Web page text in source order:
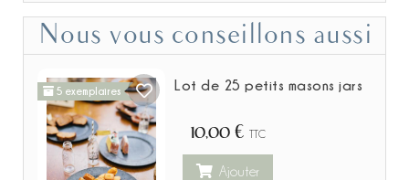
Nous vous conseillons aussi
5 exemplaires Lot de 25 petits masons jars
10,00 € TTC
Ajouter